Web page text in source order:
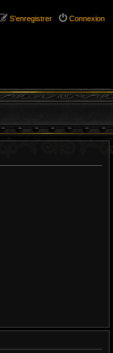
Connexion
S’enregistrer